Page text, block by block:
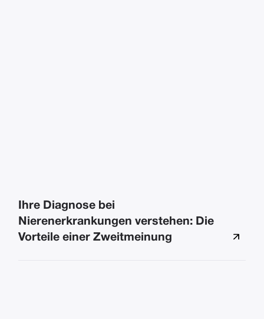
Ihre Diagnose bei
Nierenerkrankungen verstehen: Die
Vorteile einer Zweitmeinung